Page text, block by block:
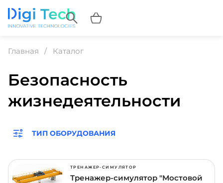
Главная Каталог
Безопасность
жизнедеятельности
ТИП ОБОРУДОВАНИЯ
ТРЕНАЖЕР-СИМУЛЯТОР
Тренажер-симулятор "Мостовой